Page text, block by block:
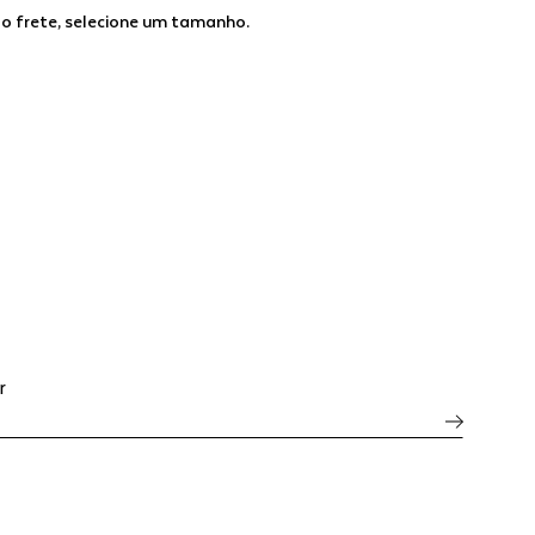
frete, selecione um tamanho.